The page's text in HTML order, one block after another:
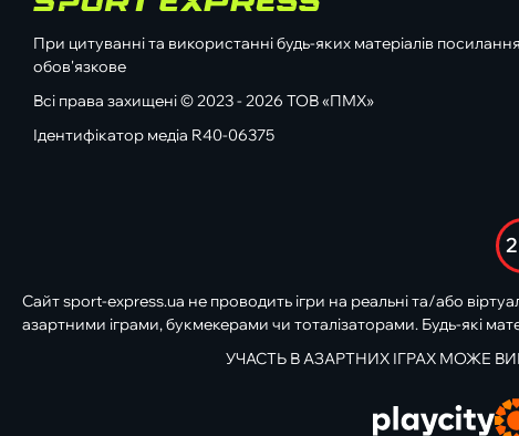
При цитуванні та використанні будь-яких матеріалів
обов'язкове
Всі права захищені © 2023 - 2026 ТОВ «ПМХ»
Ідентифікатор медіа R40-06375
Сайт sport-express.ua не проводить ігри на реальні та/або
азартними іграми, букмекерами чи тоталізаторами. Будь-які
УЧАСТЬ В АЗАРТНИХ ІГРАХ МОЖЕ